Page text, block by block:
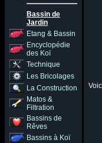
Bassin de
Jardin
Etang & Bassin
Encyclopédie
des Koï
Technique
Les Bricolages
La Construction
Matos &
Filtration
Bassins de
Rêves
Bassins à Koï